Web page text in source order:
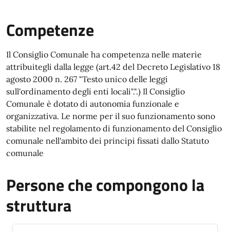
Competenze
Il Consiglio Comunale ha competenza nelle materie
attribuitegli dalla legge (art.42 del Decreto Legislativo 18
agosto 2000 n. 267 "Testo unico delle leggi
sull'ordinamento degli enti locali".".) Il Consiglio
Comunale è dotato di autonomia funzionale e
organizzativa. Le norme per il suo funzionamento sono
stabilite nel regolamento di funzionamento del Consiglio
comunale nell'ambito dei principi fissati dallo Statuto
comunale
Persone che compongono la
struttura